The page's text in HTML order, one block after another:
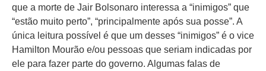
que a morte de Jair Bolsonaro interessa a “inimigos” que
“estão muito perto”, “principalmente após sua posse”. A
única leitura possível é que um desses “inimigos” é o vice
Hamilton Mourão e/ou pessoas que seriam indicadas por
ele para fazer parte do governo. Algumas falas de